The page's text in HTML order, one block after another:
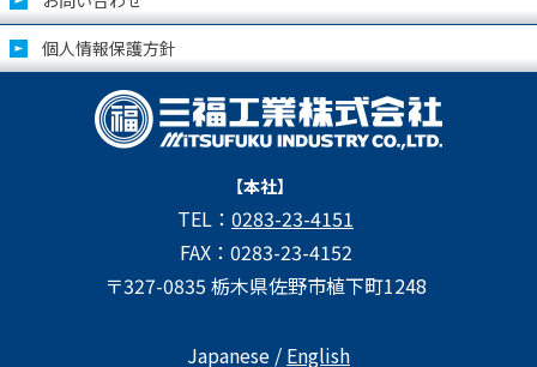
個人情報保護方針
【本社】
TEL： 0283-23-4151
FAX：0283-23-4152
〒327-0835 栃木県佐野市植下町1248
Japanese / English